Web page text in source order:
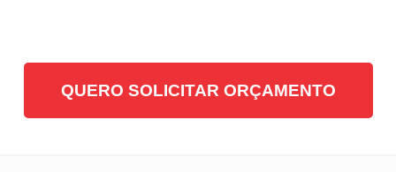
QUERO SOLICITAR ORÇAMENTO